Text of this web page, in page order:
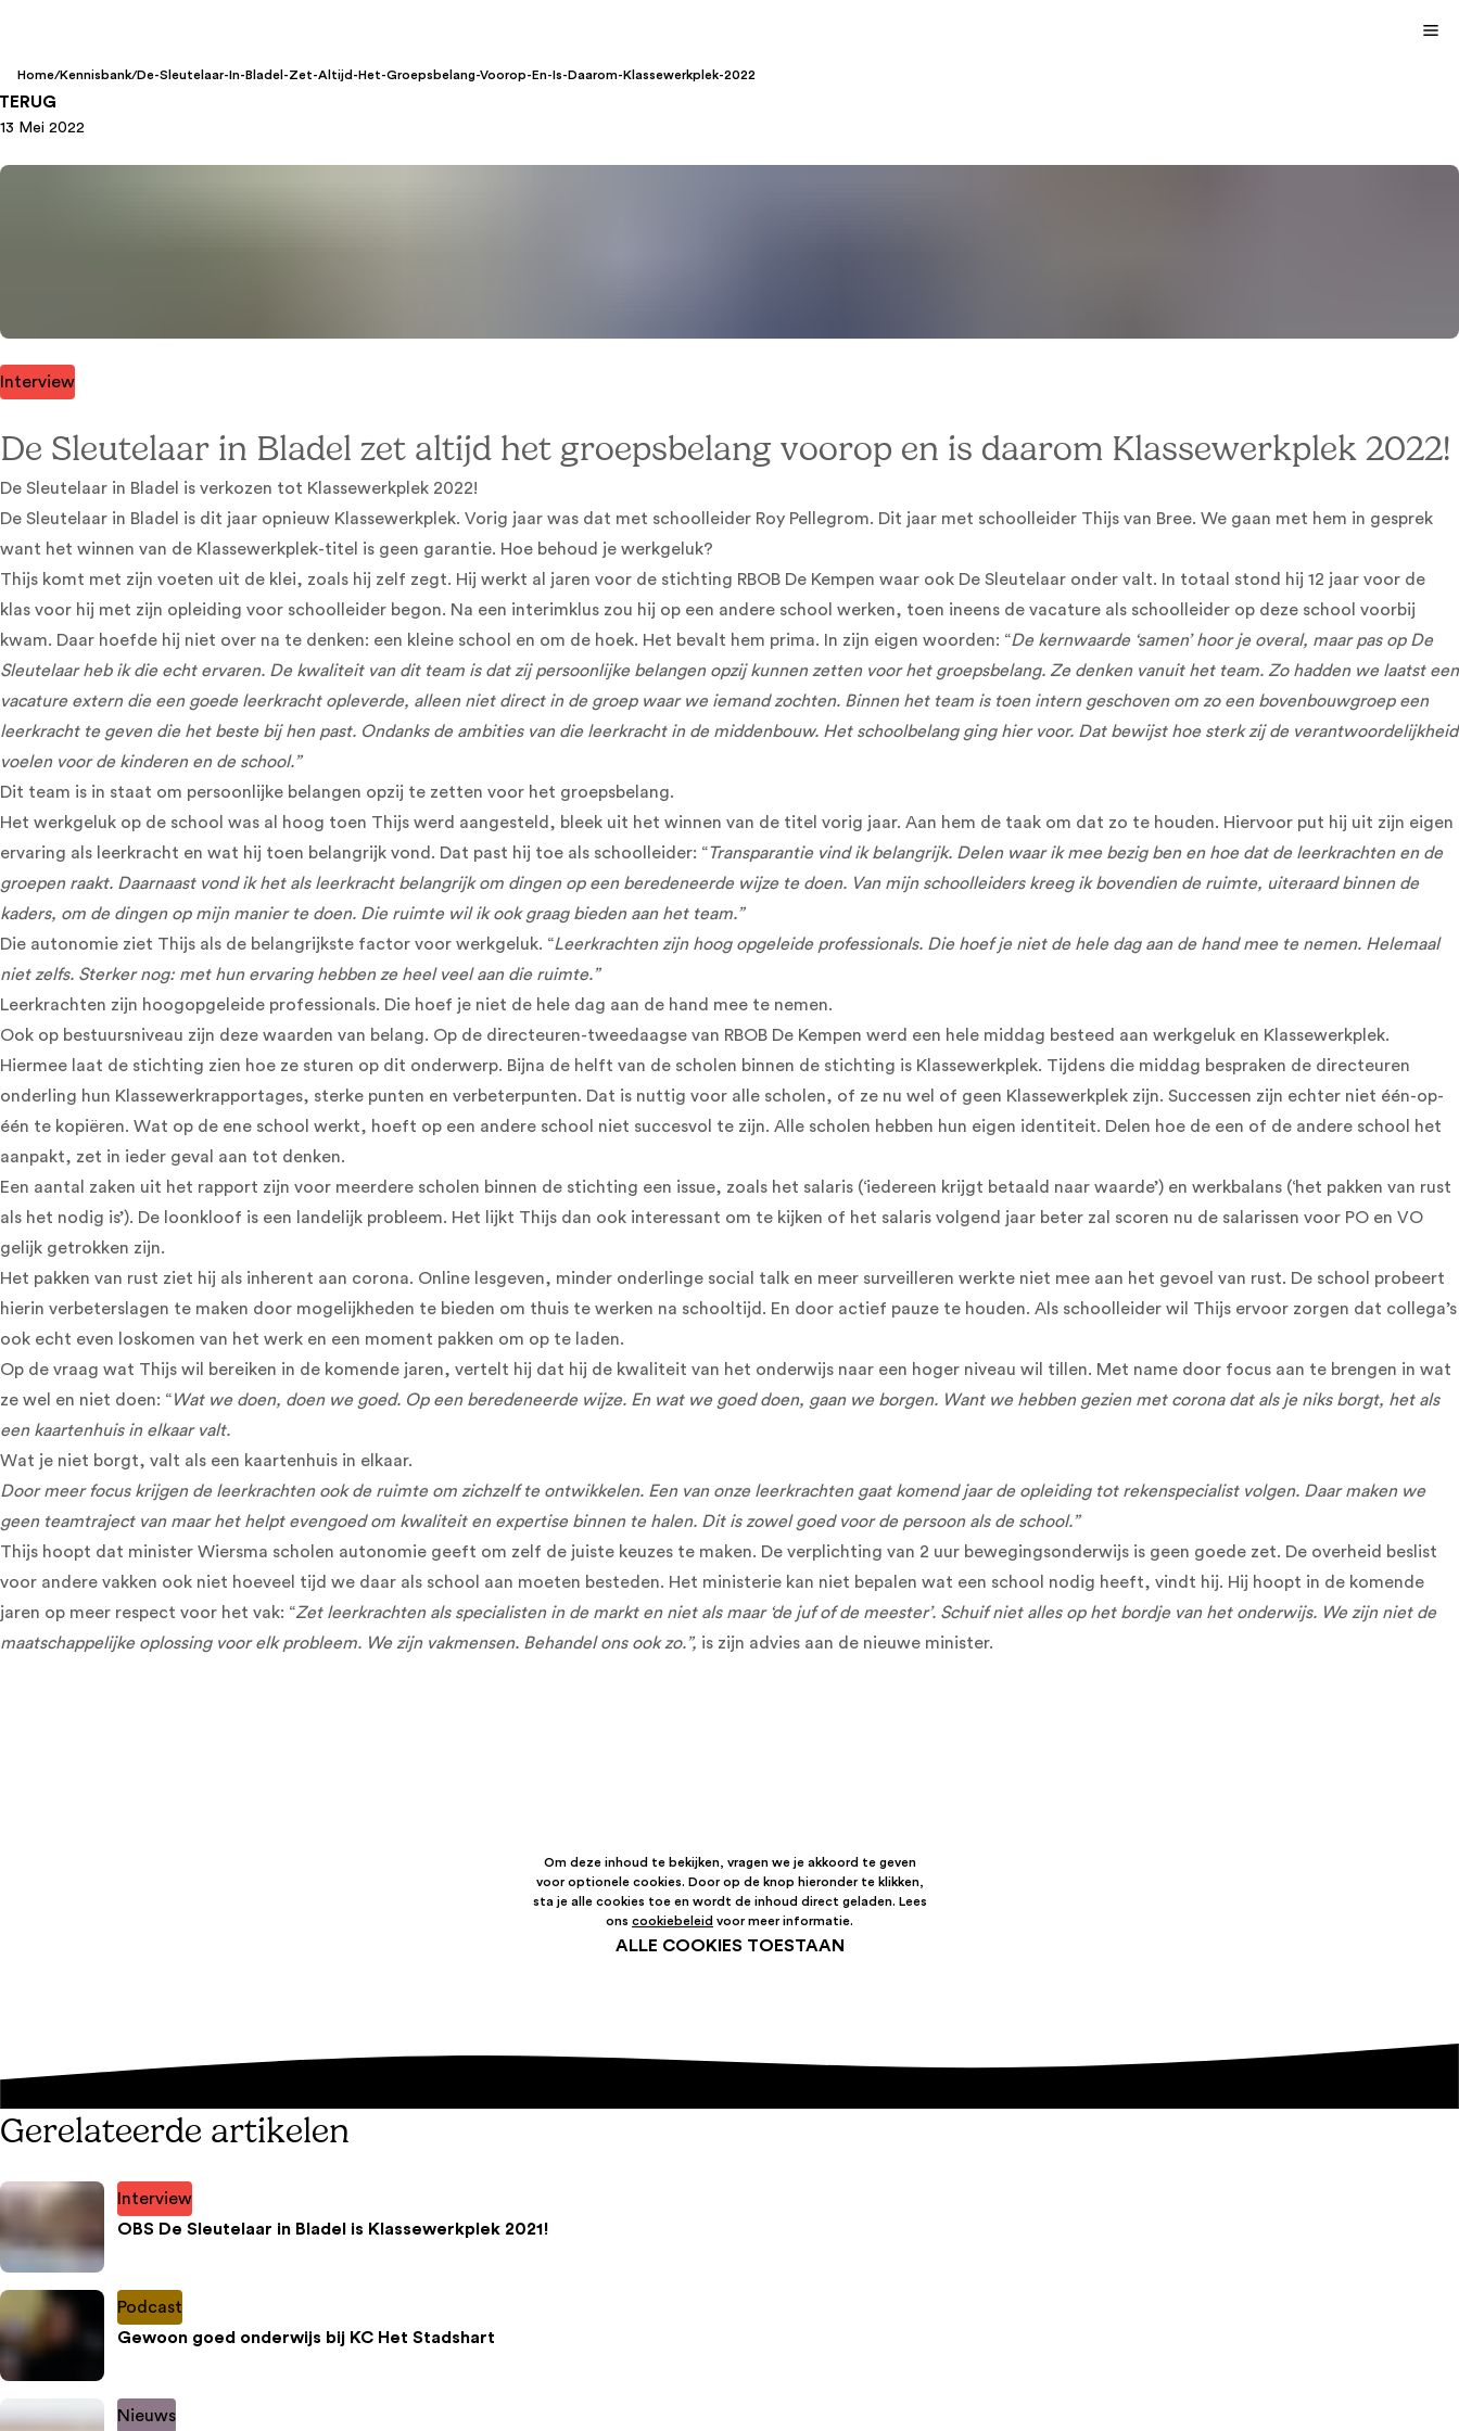
Home/Kennisbank/De-Sleutelaar-In-Bladel-Zet-Altijd-Het-Groepsbelang-Voorop-En-Is-Daarom-Klassewerkplek-2022
13 Mei 2022
Interview
De Sleutelaar in Bladel zet altijd het groepsbelang voorop en is daarom Klassewerkplek 2022!
De Sleutelaar in Bladel is verkozen tot Klassewerkplek 2022!
De Sleutelaar in Bladel is dit jaar opnieuw Klassewerkplek. Vorig jaar was dat met schoolleider Roy Pellegrom. Dit jaar met schoolleider Thijs van Bree. We gaan met hem in gesprek
want het winnen van de Klassewerkplek-titel is geen garantie. Hoe behoud je werkgeluk?
Thijs komt met zijn voeten uit de klei, zoals hij zelf zegt. Hij werkt al jaren voor de stichting RBOB De Kempen waar ook De Sleutelaar onder valt. In totaal stond hij 12 jaar voor de
klas voor hij met zijn opleiding voor schoolleider begon. Na een interimklus zou hij op een andere school werken, toen ineens de vacature als schoolleider op deze school voorbij
kwam. Daar hoefde hij niet over na te denken: een kleine school en om de hoek. Het bevalt hem prima. In zijn eigen woorden: “De kernwaarde ‘samen’ hoor je overal, maar pas op De
Sleutelaar heb ik die echt ervaren. De kwaliteit van dit team is dat zij persoonlijke belangen opzij kunnen zetten voor het groepsbelang. Ze denken vanuit het team. Zo hadden we laatst een
vacature extern die een goede leerkracht opleverde, alleen niet direct in de groep waar we iemand zochten. Binnen het team is toen intern geschoven om zo een bovenbouwgroep een
leerkracht te geven die het beste bij hen past. Ondanks de ambities van die leerkracht in de middenbouw. Het schoolbelang ging hier voor. Dat bewijst hoe sterk zij de verantwoordelijkheid
voelen voor de kinderen en de school.”
Dit team is in staat om persoonlijke belangen opzij te zetten voor het groepsbelang.
Het werkgeluk op de school was al hoog toen Thijs werd aangesteld, bleek uit het winnen van de titel vorig jaar. Aan hem de taak om dat zo te houden. Hiervoor put hij uit zijn eigen
ervaring als leerkracht en wat hij toen belangrijk vond. Dat past hij toe als schoolleider: “Transparantie vind ik belangrijk. Delen waar ik mee bezig ben en hoe dat de leerkrachten en de
groepen raakt. Daarnaast vond ik het als leerkracht belangrijk om dingen op een beredeneerde wijze te doen. Van mijn schoolleiders kreeg ik bovendien de ruimte, uiteraard binnen de
kaders, om de dingen op mijn manier te doen. Die ruimte wil ik ook graag bieden aan het team.”
Die autonomie ziet Thijs als de belangrijkste factor voor werkgeluk. “Leerkrachten zijn hoog opgeleide professionals. Die hoef je niet de hele dag aan de hand mee te nemen. Helemaal
niet zelfs. Sterker nog: met hun ervaring hebben ze heel veel aan die ruimte.”
Leerkrachten zijn hoogopgeleide professionals. Die hoef je niet de hele dag aan de hand mee te nemen.
Ook op bestuursniveau zijn deze waarden van belang. Op de directeuren-tweedaagse van RBOB De Kempen werd een hele middag besteed aan werkgeluk en Klassewerkplek.
Hiermee laat de stichting zien hoe ze sturen op dit onderwerp. Bijna de helft van de scholen binnen de stichting is Klassewerkplek. Tijdens die middag bespraken de directeuren
onderling hun Klassewerkrapportages, sterke punten en verbeterpunten. Dat is nuttig voor alle scholen, of ze nu wel of geen Klassewerkplek zijn. Successen zijn echter niet één-op-
één te kopiëren. Wat op de ene school werkt, hoeft op een andere school niet succesvol te zijn. Alle scholen hebben hun eigen identiteit. Delen hoe de een of de andere school het
aanpakt, zet in ieder geval aan tot denken.
Een aantal zaken uit het rapport zijn voor meerdere scholen binnen de stichting een issue, zoals het salaris (‘iedereen krijgt betaald naar waarde’) en werkbalans (‘het pakken van rust
als het nodig is’). De loonkloof is een landelijk probleem. Het lijkt Thijs dan ook interessant om te kijken of het salaris volgend jaar beter zal scoren nu de salarissen voor PO en VO
gelijk getrokken zijn.
Het pakken van rust ziet hij als inherent aan corona. Online lesgeven, minder onderlinge social talk en meer surveilleren werkte niet mee aan het gevoel van rust. De school probeert
hierin verbeterslagen te maken door mogelijkheden te bieden om thuis te werken na schooltijd. En door actief pauze te houden. Als schoolleider wil Thijs ervoor zorgen dat collega’s
ook echt even loskomen van het werk en een moment pakken om op te laden.
Op de vraag wat Thijs wil bereiken in de komende jaren, vertelt hij dat hij de kwaliteit van het onderwijs naar een hoger niveau wil tillen. Met name door focus aan te brengen in wat
ze wel en niet doen: “Wat we doen, doen we goed. Op een beredeneerde wijze. En wat we goed doen, gaan we borgen. Want we hebben gezien met corona dat als je niks borgt, het als
een kaartenhuis in elkaar valt.
Wat je niet borgt, valt als een kaartenhuis in elkaar.
Door meer focus krijgen de leerkrachten ook de ruimte om zichzelf te ontwikkelen. Een van onze leerkrachten gaat komend jaar de opleiding tot rekenspecialist volgen. Daar maken we
geen teamtraject van maar het helpt evengoed om kwaliteit en expertise binnen te halen. Dit is zowel goed voor de persoon als de school.”
Thijs hoopt dat minister Wiersma scholen autonomie geeft om zelf de juiste keuzes te maken. De verplichting van 2 uur bewegingsonderwijs is geen goede zet. De overheid beslist
voor andere vakken ook niet hoeveel tijd we daar als school aan moeten besteden. Het ministerie kan niet bepalen wat een school nodig heeft, vindt hij. Hij hoopt in de komende
jaren op meer respect voor het vak: “Zet leerkrachten als specialisten in de markt en niet als maar ‘de juf of de meester’. Schuif niet alles op het bordje van het onderwijs. We zijn niet de
maatschappelijke oplossing voor elk probleem. We zijn vakmensen. Behandel ons ook zo.”, is zijn advies aan de nieuwe minister.
Om deze inhoud te bekijken, vragen we je akkoord te geven
voor optionele cookies. Door op de knop hieronder te klikken,
sta je alle cookies toe en wordt de inhoud direct geladen. Lees
ons cookiebeleid voor meer informatie.
ALLE COOKIES TOESTAAN
Gerelateerde artikelen
Interview
OBS De Sleutelaar in Bladel is Klassewerkplek 2021!
Podcast
Gewoon goed onderwijs bij KC Het Stadshart
Nieuws